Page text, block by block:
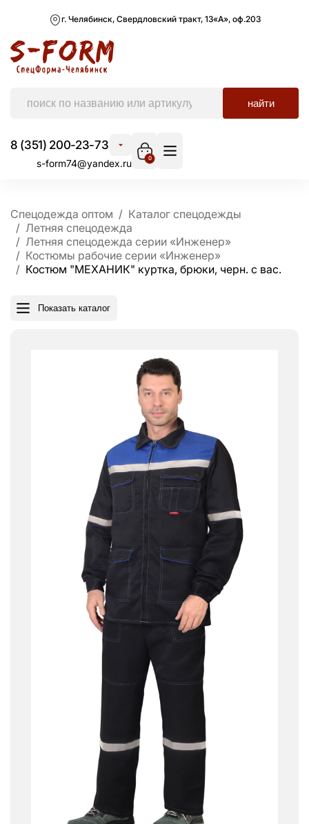
г. Челябинск, Свердловский тракт, 13«А», оф.203
найти
8 (351) 200-23-73
s-form74@yandex.ru 0
Спецодежда оптом
Каталог спецодежды
Летняя спецодежда
Летняя спецодежда серии «Инженер»
Костюмы рабочие серии «Инженер»
Костюм "МЕХАНИК" куртка, брюки, черн. с вас.
Показать каталог